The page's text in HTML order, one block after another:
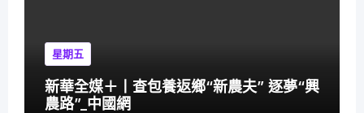
星期五
新華全媒＋丨查包養返鄉“新農夫” 逐夢“興
農路”_中國網